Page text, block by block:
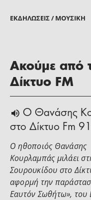
ΕΚΔΗΛΏΣΕΙΣ / ΜΟΥΣΙΚΉ
Ακούμε από
Δίκτυο FM
Ο Θανάσης
στο Δίκτυο Fm
Ο ηθοποιός Θανάσης
Κουρλαμπάς μιλάει
Σουρουκίδου στο
αφορμή την
Εαυτόν Σωθήτω», του